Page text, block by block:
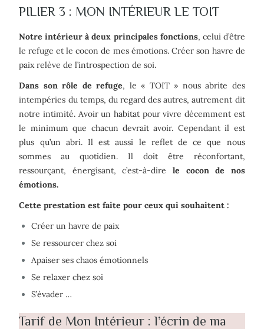
PILIER 3 : MON INTÉRIEUR LE TOIT
Notre intérieur à deux principales fonctions, celui d’être
le refuge et le cocon de mes émotions. Créer son havre de
paix relève de l’introspection de soi.
Dans son rôle de refuge, le « TOIT » nous abrite des
intempéries du temps, du regard des autres, autrement dit
notre intimité. Avoir un habitat pour vivre décemment est
le minimum que chacun devrait avoir. Cependant il est
plus qu’un abri. Il est aussi le reflet de ce que nous
sommes au quotidien. Il doit être réconfortant,
ressourçant, énergisant, c’est-à-dire le cocon de nos
émotions.
Cette prestation est faite pour ceux qui souhaitent :
Créer un havre de paix
Se ressourcer chez soi
Apaiser ses chaos émotionnels
Se relaxer chez soi
S’évader …
Tarif de Mon Intérieur : l’écrin de ma